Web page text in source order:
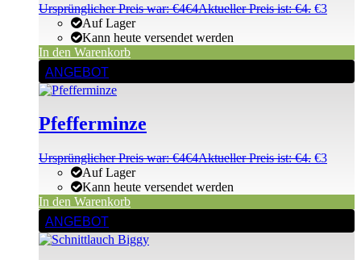
Ursprünglicher Preis war: €4€4Aktueller Preis ist: €4. €3
Auf Lager
Kann heute versendet werden
In den Warenkorb
ANGEBOT
Pfefferminze
Ursprünglicher Preis war: €4€4Aktueller Preis ist: €4. €3
Auf Lager
Kann heute versendet werden
In den Warenkorb
ANGEBOT